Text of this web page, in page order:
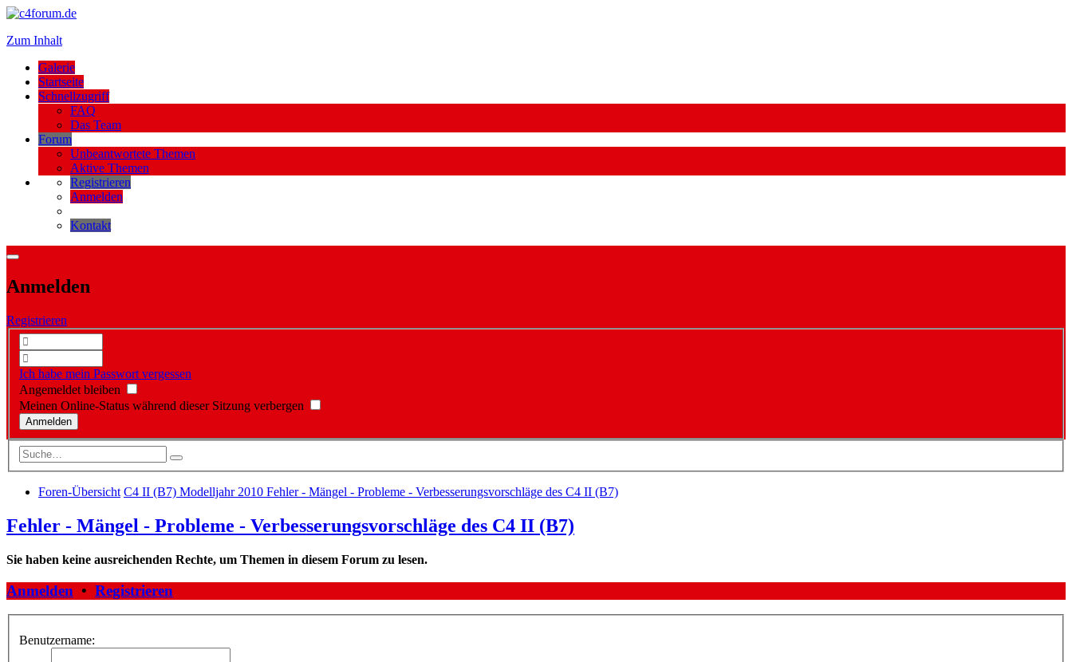
Zum Inhalt
Galerie
Startseite
Schnellzugriff
FAQ
Das Team
Forum
Unbeantwortete Themen
Aktive Themen
Registrieren
Anmelden
Kontakt
Anmelden
Registrieren
Ich habe mein Passwort vergessen
Angemeldet bleiben
Meinen Online-Status während dieser Sitzung verbergen
Foren-Übersicht C4 II (B7) Modelljahr 2010 Fehler - Mängel - Probleme - Verbesserungsvorschläge des C4 II (B7)
Fehler - Mängel - Probleme - Verbesserungsvorschläge des C4 II (B7)
Sie haben keine ausreichenden Rechte, um Themen in diesem Forum zu lesen.
Anmelden • Registrieren
Benutzername: